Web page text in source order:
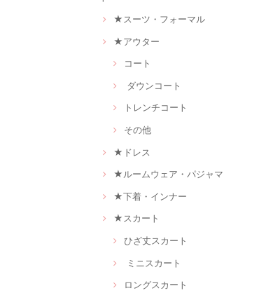
★スーツ・フォーマル
★アウター
コート
ダウンコート
トレンチコート
その他
★ドレス
★ルームウェア・パジャマ
★下着・インナー
★スカート
ひざ丈スカート
ミニスカート
ロングスカート